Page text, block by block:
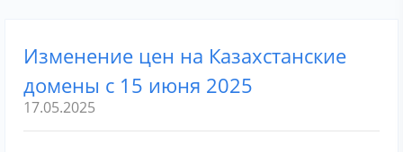
Изменение цен на Казахстанские
домены с 15 июня 2025
17.05.2025